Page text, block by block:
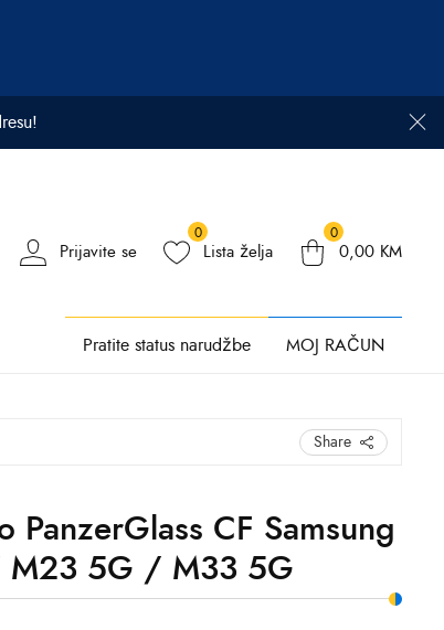
Prijavite se
0
Lista želja
0
0,00 KM
Pratite status narudžbe MOJ RAČUN
Share
PanzerGlass CF Samsung
M23 5G / M33 5G